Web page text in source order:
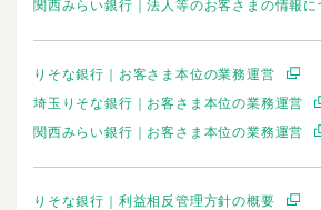
関西みらい銀行｜法人等のお客さまの情報に
りそな銀行｜お客さま本位の業務運営
埼玉りそな銀行｜お客さま本位の業務運営
関西みらい銀行｜お客さま本位の業務運営
りそな銀行｜利益相反管理方針の概要